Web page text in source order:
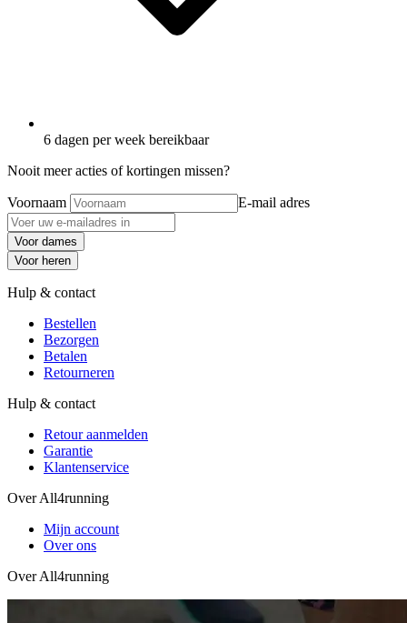
6 dagen per week bereikbaar
Nooit meer acties of kortingen missen?
Voornaam E-mail adres
Voor dames
Voor heren
Hulp & contact
Bestellen
Bezorgen
Betalen
Retourneren
Hulp & contact
Retour aanmelden
Garantie
Klantenservice
Over All4running
Mijn account
Over ons
Over All4running